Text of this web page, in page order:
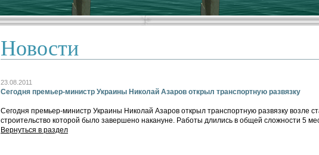
Новости
23.08.2011
Сегодня премьер-министр Украины Николай Азаров открыл транспортную развязку
Сегодня премьер-министр Украины Николай Азаров открыл транспортную развязку возле
строительство которой было завершено накануне. Работы длились в общей сложности 5
Вернуться в раздел